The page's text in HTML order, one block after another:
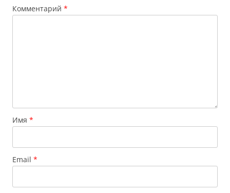
Комментарий *
Имя *
Email *